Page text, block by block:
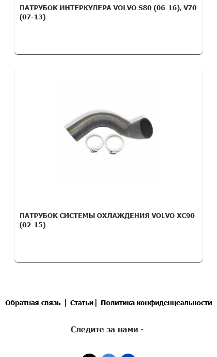
ПАТРУБОК ИНТЕРКУЛЕРА VOLVO S80 (06-16), V70
(07-13)
ПАТРУБОК СИСТЕМЫ ОХЛАЖДЕНИЯ VOLVO XC90
(02-15)
Обратная связь| Статьи| Политика конфиденцеальности
Следите за нами -